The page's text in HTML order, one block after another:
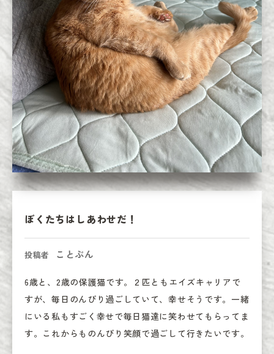
ぼくたちはしあわせだ！
投稿者 ことぶん
6歳と、2歳の保護猫です。２匹ともエイズキャリアで
すが、毎日のんびり過ごしていて、幸せそうです。一緒
にいる私もすごく幸せで毎日猫達に笑わせてもらってま
す。これからものんびり笑顔で過ごして行きたいです。